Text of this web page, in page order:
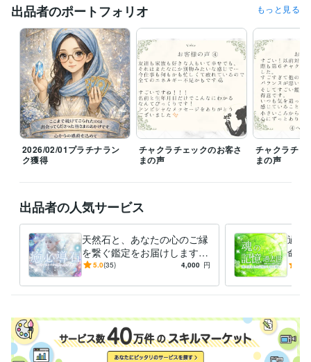
す✨
【夜間対応】
19時以降は育児などでバタバタしていることがあり、お返事が遅くなる
もしくは翌日になる可能性がございます。
経験職種
ライフスタイル・その他 / 占い師 経験年数 : 5年
ライフスタイル・その他 / マッサージ師・セラピスト 経験年数 : 4年
ライフスタイル・その他 / アドバイザー 経験年数 : 19年
受賞歴
ココナラ♡ゴールドランク達成！ ココナラ✨プラチナランク達成！
資格・検定
カラーセラピスト
アロマテラピー検定1級 取得年 : 2004年
子育て支援員 取得年 : 2024年
ビジネス・クリエイティブツール
CapCut:2年Canva:3年
得意分野
アロマ＠リーダー
占い 悩み相談 縁結び アチューメント カラーセラピー
住まい・美容・生活相談 アロマセラピー検定1級
アロマ エステ エッセンシャルオイル
出品者のポートフォリオ もっと見る
2026/02/01プラチナラン
ク獲得
チャクラチェックのお客さ
まの声
チャクラチェ
まの声
出品者の人気サービス
天然石と、あなたの心のご縁
を繋ぐ鑑定をお届けします
パワーストーンとの対話✨ス
ジ
5.0(35) 4,000 円
過去
命・
天然
ング